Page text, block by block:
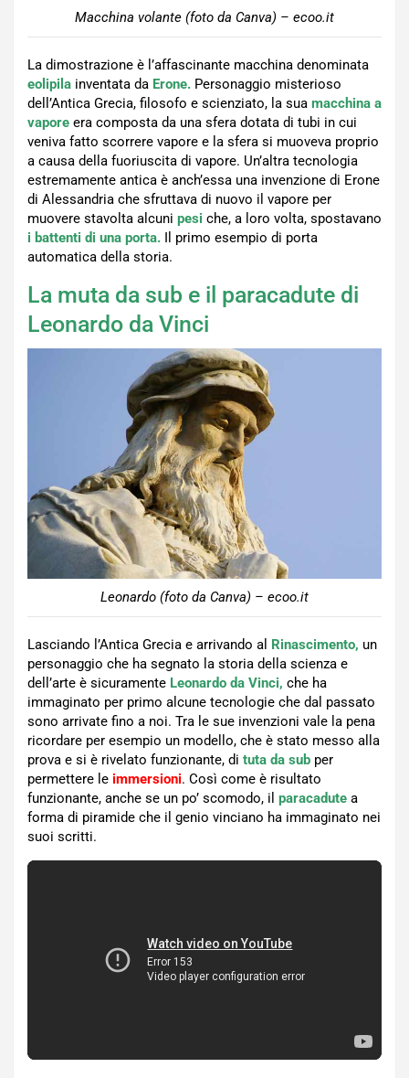
Macchina volante (foto da Canva) – ecoo.it
La dimostrazione è l’affascinante macchina denominata
eolipila inventata da Erone. Personaggio misterioso
dell’Antica Grecia, filosofo e scienziato, la sua macchina a
vapore era composta da una sfera dotata di tubi in cui
veniva fatto scorrere vapore e la sfera si muoveva proprio
a causa della fuoriuscita di vapore. Un’altra tecnologia
estremamente antica è anch’essa una invenzione di Erone
di Alessandria che sfruttava di nuovo il vapore per
muovere stavolta alcuni pesi che, a loro volta, spostavano
i battenti di una porta. Il primo esempio di porta
automatica della storia.
La muta da sub e il paracadute di
Leonardo da Vinci
Leonardo (foto da Canva) – ecoo.it
Lasciando l’Antica Grecia e arrivando al Rinascimento, un
personaggio che ha segnato la storia della scienza e
dell’arte è sicuramente Leonardo da Vinci, che ha
immaginato per primo alcune tecnologie che dal passato
sono arrivate fino a noi. Tra le sue invenzioni vale la pena
ricordare per esempio un modello, che è stato messo alla
prova e si è rivelato funzionante, di tuta da sub per
permettere le immersioni. Così come è risultato
funzionante, anche se un po’ scomodo, il paracadute a
forma di piramide che il genio vinciano ha immaginato nei
suoi scritti.